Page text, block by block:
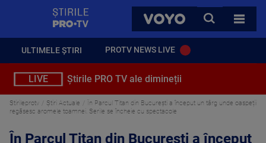
VOYO
CAUTA
TOATE
ULTIMELE ȘTIRI PROTV NEWS LIVE
LIVE Știrile PRO TV ale dimineții
Stirileprotv Știri Actuale
În Parcul Titan din București a început un târg unde oaspeții
regăsesc aromele toamnei. Serile se încheie cu spectacole
În Parcul Titan din București a început